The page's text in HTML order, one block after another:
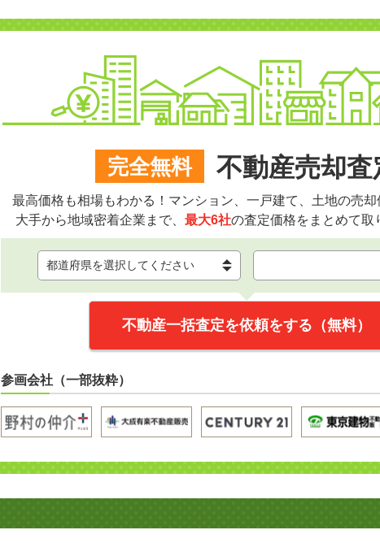
完全無料 不動産売却査
最高価格も相場もわかる！マンション、一戸建て、土地の売却
大手から地域密着企業まで、 最大6社の査定価格をまとめて取
不動産一括査定を依頼をする（無料）
参画会社（一部抜粋）